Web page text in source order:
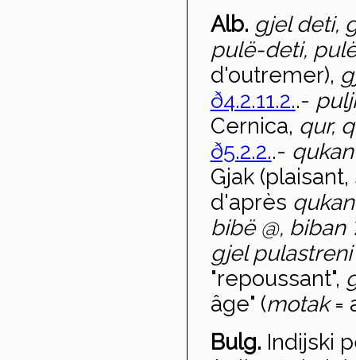
Alb. gjel deti,
pulë-deti,
d'outremer),
ð4.2.11.2..-
Cernica, qur,
ð5.2.2..-
Gjak
d'après qukan
bibë @, biban
gjel
"repoussant",
âge" (motak=
Bulg. Indijski